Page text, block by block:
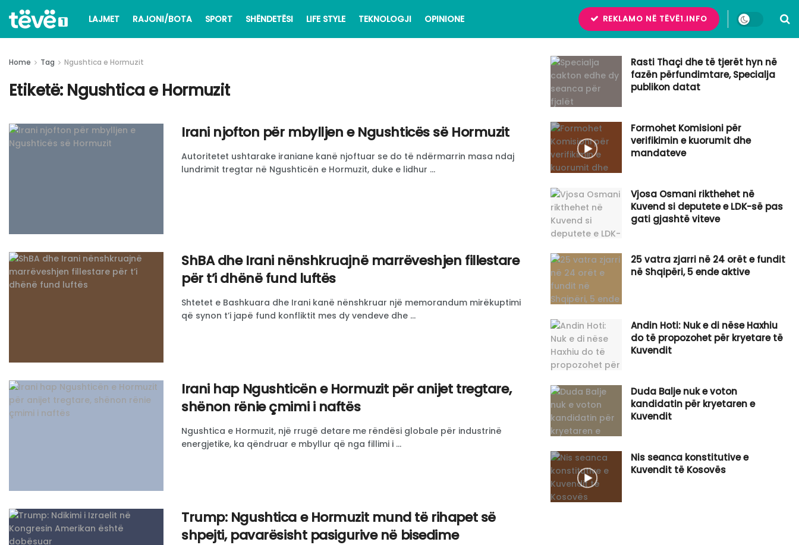
LAJMET RAJONI/BOTA SPORT SHËNDETËSI LIFE STYLE TEKNOLOGJI OPINIONE REKLAMO NË TËVË1.INFO
Home Tag Ngushtica e Hormuzit
Etiketë: Ngushtica e Hormuzit
Irani njofton për mbylljen e Ngushticës së Hormuzit
Autoritetet ushtarake iraniane kanë njoftuar se do të ndërmarrin masa ndaj
lundrimit tregtar në Ngushticën e Hormuzit, duke e lidhur ...
ShBA dhe Irani nënshkruajnë marrëveshjen fillestare
për t’i dhënë fund luftës
Shtetet e Bashkuara dhe Irani kanë nënshkruar një memorandum mirëkuptimi
që synon t’i japë fund konfliktit mes dy vendeve dhe ...
​Irani hap Ngushticën e Hormuzit për anijet tregtare,
shënon rënie çmimi i naftës
Ngushtica e Hormuzit, një rrugë detare me rëndësi globale për industrinë
energjetike, ka qëndruar e mbyllur që nga fillimi i ...
Trump: Ngushtica e Hormuzit mund të rihapet së
shpejti, pavarësisht pasigurive në bisedime
Rasti Thaçi dhe të tjerët hyn në
fazën përfundimtare, Specialja
publikon datat
Formohet Komisioni për
verifikimin e kuorumit dhe
mandateve
Vjosa Osmani rikthehet në
Kuvend si deputete e LDK-së pas
gati gjashtë viteve
25 vatra zjarri në 24 orët e fundit
në Shqipëri, 5 ende aktive
​Andin Hoti: Nuk e di nëse Haxhiu
do të propozohet për kryetare të
Kuvendit
Duda Balje nuk e voton
kandidatin për kryetaren e
Kuvendit
Nis seanca konstitutive e
Kuvendit të Kosovës